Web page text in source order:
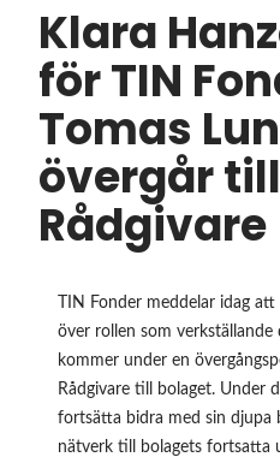
Klara
för TIN
Tomas
övergår
Rådgivare
TIN Fonder meddelar idag
över rollen som verkställande
kommer under en
Rådgivare till bolaget. Under
fortsätta bidra med sin djupa
nätverk till bolagets fortsatta